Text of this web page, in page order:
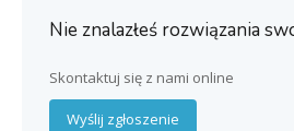
Nie znalazłeś rozwiązania
Skontaktuj się z nami online
Wyślij zgłoszenie